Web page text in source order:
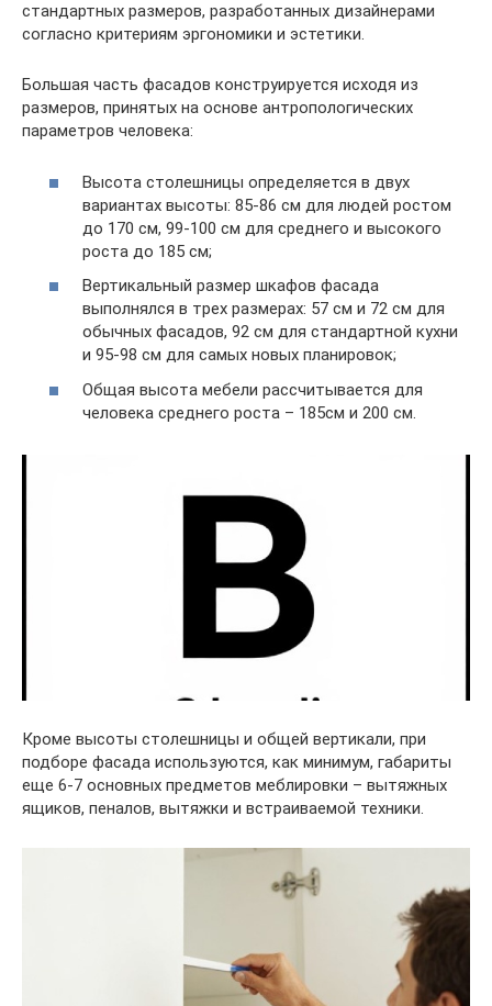
стандартных размеров, разработанных дизайнерами
согласно критериям эргономики и эстетики.
Большая часть фасадов конструируется исходя из
размеров, принятых на основе антропологических
параметров человека:
Высота столешницы определяется в двух
вариантах высоты: 85-86 см для людей ростом
до 170 см, 99-100 см для среднего и высокого
роста до 185 см;
Вертикальный размер шкафов фасада
выполнялся в трех размерах: 57 см и 72 см для
обычных фасадов, 92 см для стандартной кухни
и 95-98 см для самых новых планировок;
Общая высота мебели рассчитывается для
человека среднего роста – 185см и 200 см.
Кроме высоты столешницы и общей вертикали, при
подборе фасада используются, как минимум, габариты
еще 6-7 основных предметов меблировки – вытяжных
ящиков, пеналов, вытяжки и встраиваемой техники.